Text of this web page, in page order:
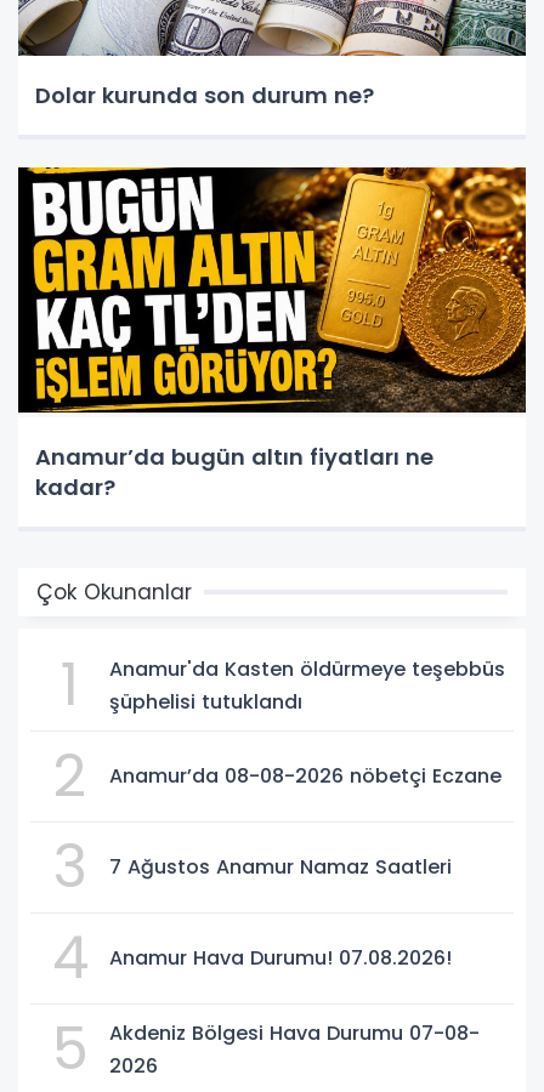
Dolar kurunda son durum ne?
Anamur’da bugün altın fiyatları ne
kadar?
Çok Okunanlar
1
Anamur'da Kasten öldürmeye teşebbüs
şüphelisi tutuklandı
2 Anamur’da 08-08-2026 nöbetçi Eczane
3 7 Ağustos Anamur Namaz Saatleri
4 Anamur Hava Durumu! 07.08.2026!
5
Akdeniz Bölgesi Hava Durumu 07-08-
2026